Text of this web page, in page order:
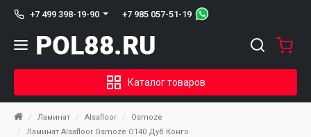
+7 499 398-19-90 +7 985 057-51-19
Каталог товаров
Ламинат Alsafloor
Osmoze
Ламинат Alsafloor Osmoze O140 Дуб Конго